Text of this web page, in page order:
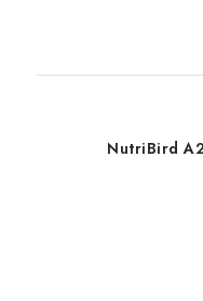
NutriBird